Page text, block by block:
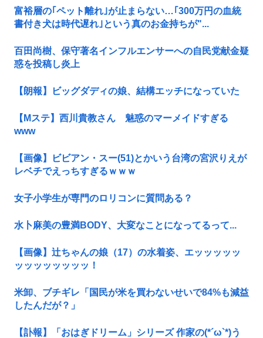
富裕層の｢ペット離れ｣が止まらない…｢300万円の血統
書付き犬は時代遅れ｣という真のお金持ちが"...
百田尚樹、保守著名インフルエンサーへの自民党献金疑
惑を投稿し炎上
【朗報】ビッグダディの娘、結構エッチになっていた
【Mステ】西川貴教さん 魅惑のマーメイドすぎる
www
【画像】ビビアン・スー(51)とかいう台湾の宮沢りえが
レベチでえっちすぎるｗｗｗ
女子小学生が専門のロリコンに質問ある？
水卜麻美の豊満BODY、大変なことになってるって...
【画像】辻ちゃんの娘（17）の水着姿、エッッッッッ
ッッッッッッッッ！
米卸、ブチギレ「国民が米を買わないせいで84%も減益
したんだが？」
【訃報】「おはぎドリーム」シリーズ 作家の(*´ω`*)う